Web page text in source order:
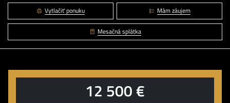
Vytlačiť ponuku Mám záujem
Mesačná splátka
12 500 €